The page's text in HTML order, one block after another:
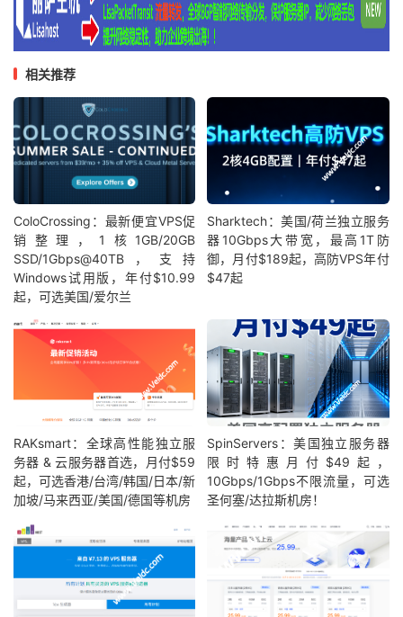
相关推荐
ColoCrossing：最新便宜VPS促
销整理，1核1GB/20GB
SSD/1Gbps@40TB，支持
Windows试用版，年付$10.99
起，可选美国/爱尔兰
Sharktech：美国/荷兰独立服务
器10Gbps大带宽，最高1T防
御，月付$189起，高防VPS年付
$47起
RAKsmart：全球高性能独立服
务器 & 云服务器首选，月付$59
起，可选香港/台湾/韩国/日本/新
加坡/马来西亚/美国/德国等机房
SpinServers：美国独立服务器
限时特惠月付$49起，
10Gbps/1Gbps不限流量，可选
圣何塞/达拉斯机房！